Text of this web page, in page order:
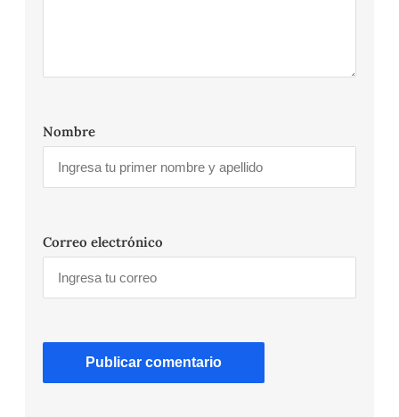
Nombre
Correo electrónico